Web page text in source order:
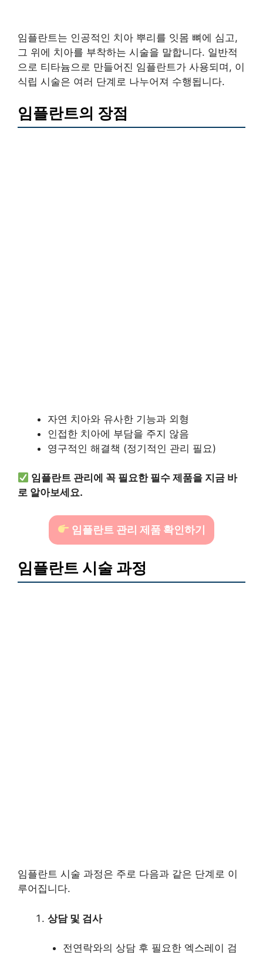
임플란트는 인공적인 치아 뿌리를 잇몸 뼈에 심고,
그 위에 치아를 부착하는 시술을 말합니다. 일반적
으로 티타늄으로 만들어진 임플란트가 사용되며, 이
식립 시술은 여러 단계로 나누어져 수행됩니다.
임플란트의 장점
자연 치아와 유사한 기능과 외형
인접한 치아에 부담을 주지 않음
영구적인 해결책 (정기적인 관리 필요)
임플란트 관리에 꼭 필요한 필수 제품을 지금 바
로 알아보세요.
임플란트 관리 제품 확인하기
임플란트 시술 과정
임플란트 시술 과정은 주로 다음과 같은 단계로 이
루어집니다.
상담 및 검사
전연락와의 상담 후 필요한 엑스레이 검